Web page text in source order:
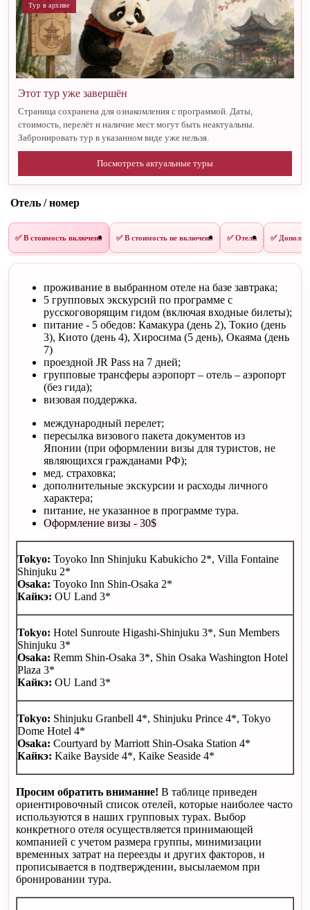
Тур в архиве
Этот тур уже завершён
Страница сохранена для ознакомления с программой. Даты,
стоимость, перелёт и наличие мест могут быть неактуальны.
Забронировать тур в указанном виде уже нельзя.
Посмотреть актуальные туры
Отель / номер
✅ В стоимость включено ✅ В стоимость не включено ✅ Отели ✅
проживание в выбранном отеле на базе завтрака;
5 групповых экскурсий по программе с
русскоговорящим гидом (включая входные билеты);
питание - 5 обедов: Камакура (день 2), Токио (день
3), Киото (день 4), Хиросима (5 день), Окаяма (день
7)
проездной JR Pass на 7 дней;
групповые трансферы аэропорт – отель – аэропорт
(без гида);
визовая поддержка.
международный перелет;
пересылка визового пакета документов из
Японии (при оформлении визы для туристов, не
являющихся гражданами РФ);
мед. страховка;
дополнительные экскурсии и расходы личного
характера;
питание, не указанное в программе тура.
Оформление визы - 30$
Tokyo: Toyoko Inn Shinjuku Kabukicho 2*, Villa Fontaine
Shinjuku 2*
Osaka: Toyoko Inn Shin-Osaka 2*
Кайкэ: OU Land 3*
Tokyo: Hotel Sunroute Higashi-Shinjuku 3*, Sun Members
Shinjuku 3*
Osaka: Remm Shin-Osaka 3*, Shin Osaka Washington Hotel
Plaza 3*
Кайкэ: OU Land 3*
Tokyo: Shinjuku Granbell 4*, Shinjuku Prince 4*, Tokyo
Dome Hotel 4*
Osaka: Courtyard by Marriott Shin-Osaka Station 4*
Кайкэ: Kaike Bayside 4*, Kaike Seaside 4*
Просим обратить внимание! В таблице приведен
ориентировочный список отелей, которые наиболее часто
используются в наших групповых турах. Выбор
конкретного отеля осуществляется принимающей
компанией с учетом размера группы, минимизации
временных затрат на переезды и других факторов, и
прописывается в подтверждении, высылаемом при
бронировании тура.